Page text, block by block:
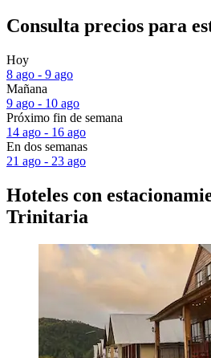
Consulta precios para
Hoy
8 ago - 9 ago
Mañana
9 ago - 10 ago
Próximo fin de semana
14 ago - 16 ago
En dos semanas
21 ago - 23 ago
Hoteles con
Trinitaria